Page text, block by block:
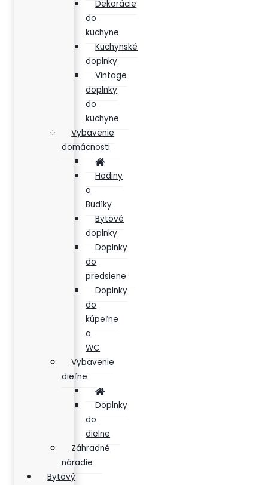
Dekorácie
do
kuchyne
Kuchynské
doplnky
Vintage
doplnky
do
kuchyne
Vybavenie
domácnosti
Hodiny
a
Budíky
Bytové
doplnky
Doplnky
do
predsiene
Doplnky
do
kúpeľne
a
WC
Vybavenie
dieľne
Doplnky
do
dielne
Záhradné
náradie
Bytový